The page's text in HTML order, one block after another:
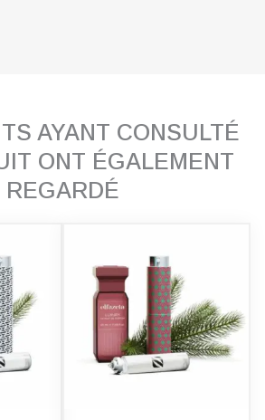
AYANT CONSULTÉ
ONT ÉGALEMENT
REGARDÉ